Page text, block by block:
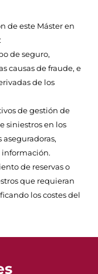
de este Máster en
de seguro,
causas de fraude, e
de los
de gestión de
siniestros en los
información.
de reservas o
que requieran
los costes del